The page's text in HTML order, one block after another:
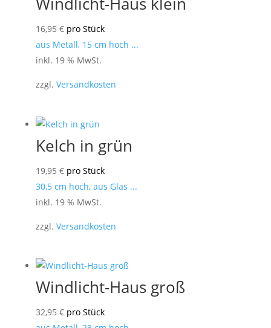
16,95 € pro Stück
aus Metall, 15 cm hoch ...
inkl. 19 % MwSt.
zzgl. Versandkosten
Kelch in grün
19,95 € pro Stück
30,5 cm hoch, aus Glas ...
inkl. 19 % MwSt.
zzgl. Versandkosten
Windlicht-Haus groß
32,95 € pro Stück